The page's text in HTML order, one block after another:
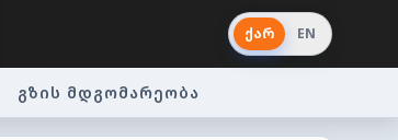
ქარ EN
გზის მდგომარეობა